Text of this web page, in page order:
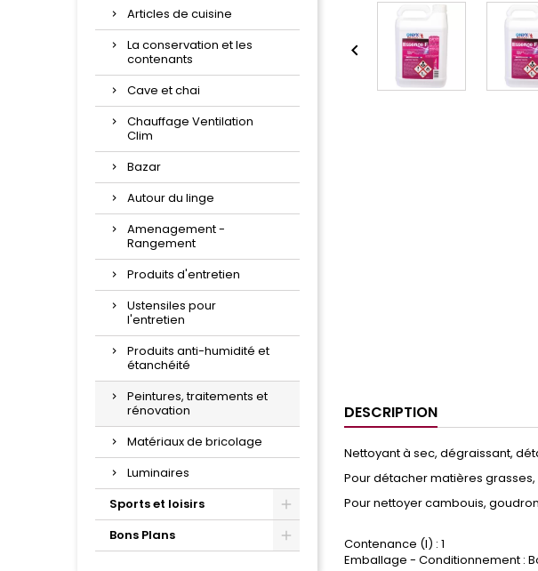
Articles de cuisine
La conservation et les
contenants
Cave et chai
Chauffage Ventilation
Clim
Bazar
Autour du linge
Amenagement -
Rangement
Produits d'entretien
Ustensiles pour
l'entretien
Produits anti-humidité et
étanchéité
Peintures, traitements et
rénovation
Matériaux de bricolage
Luminaires
Sports et loisirs
Bons Plans

DESCRIPTION
Nettoyant à sec, dégraissant,
Pour détacher matières
Pour nettoyer cambouis,
Contenance (l) : 1
Emballage - Conditionnement :